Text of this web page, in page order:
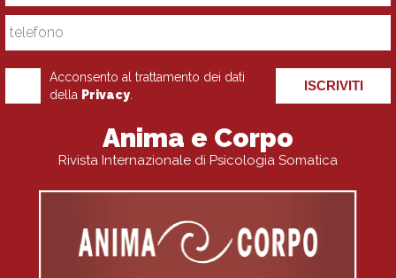
Acconsento al trattamento dei dati
della Privacy
ISCRIVITI
Anima e Corpo
Rivista Internazionale di Psicologia Somatica